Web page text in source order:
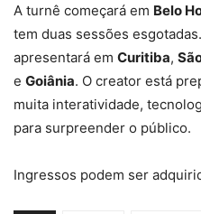
A turnê começará em Belo
tem duas sessões esgotadas.
apresentará em Curitiba,
e Goiânia. O creator está
muita interatividade,
para surpreender o público.
Ingressos podem ser